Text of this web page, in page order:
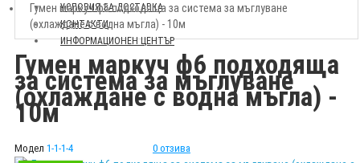
УСЛОВИЯ ЗА ДОСТАВКА
КОНТАКТИ
ИНФОРМАЦИОНЕН ЦЕНТЪР
Гумен маркуч ф6 подходяща за система за мъглуване
(охлаждане с водна мъгла) - 10м
Гумен маркуч ф6 подходяща
за система за мъглуване
(охлаждане с водна мъгла) -
10м
Модел 1-1-1-4 0 отзива